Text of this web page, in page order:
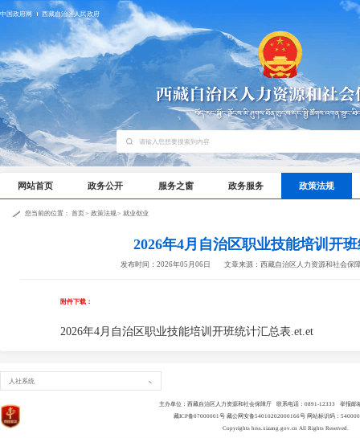
中国政府网 西藏自治区人民政府
网站首页 政务公开 服务之窗 政务服务 政策法规
您当前的位置： 首页> 政策法规 > 就业创业
2026年4月自治区职业技能培训开
发布时间：2026年05月06日 文章来源：西藏自治区人力资源和社会保
附件下载：
2026年4月自治区职业技能培训开班统计汇总表.et.et
人社系统
主办单位：西藏自治区人力资源和社会保障厅 联系电话：0891-12333 举报邮
藏ICP备07000001号 藏公网安备54010202000166号 网站标识码：
Copyrights hrss.xizang.gov.cn All Rights Reserved.